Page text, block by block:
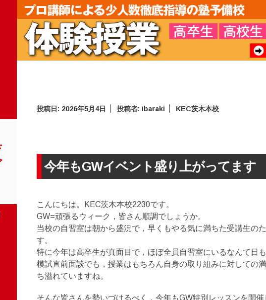
投稿日: 2026年5月4日 投稿者: ibaraki KEC茨木本校
今年もGWイベント盛り上がってます
こんにちは。KEC茨木本校2230です。
GW=頑張るウィーク，皆さん順調でしょうか。
当校の自習室は朝から盛況で，早くもやる気に満ちた受講生の
す。
特に今年は高卒生が真面目で，ほぼ全員自習室にいるなんて日も
模試直前面談でも，授業はもちろん自身の取り組みに対しての
ち溢れていますね。
そんな皆さんを勢いづけるべく，今年もGW特別レッスンを開催